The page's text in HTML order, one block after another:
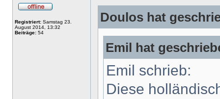
Registriert: Samstag 23.
August 2014, 13:32
Beiträge: 54
Doulos hat
Emil hat
Emil schrieb:
Diese